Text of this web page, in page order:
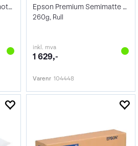
Epson Premium Luster Photo Paper 20" Epson Premium Semimatte Photo Paper 16"
260g, Rull
inkl. mva
1 629,-
Varenr 104448